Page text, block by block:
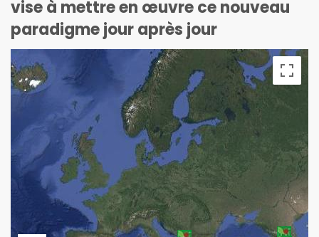
vise à mettre en œuvre ce nouveau
paradigme jour après jour